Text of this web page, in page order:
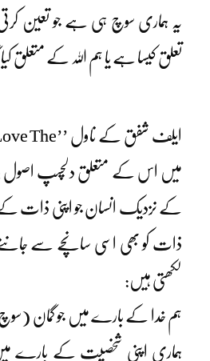
یہ ہماری سوچ ہی ہے جو تعین کرتی
تعلق کیسا ہے یا ہم اللہ کے متعلق
میں اس کے متعلق دلچسپ اصول
کے نزدیک انسان جو اپنی ذات کے
ذات کو بھی اسی سانچے سے
لکھتی ہیں:
ہم خدا کے بارے میں جو گمان
ہماری اپنی شخصیت کے بارے